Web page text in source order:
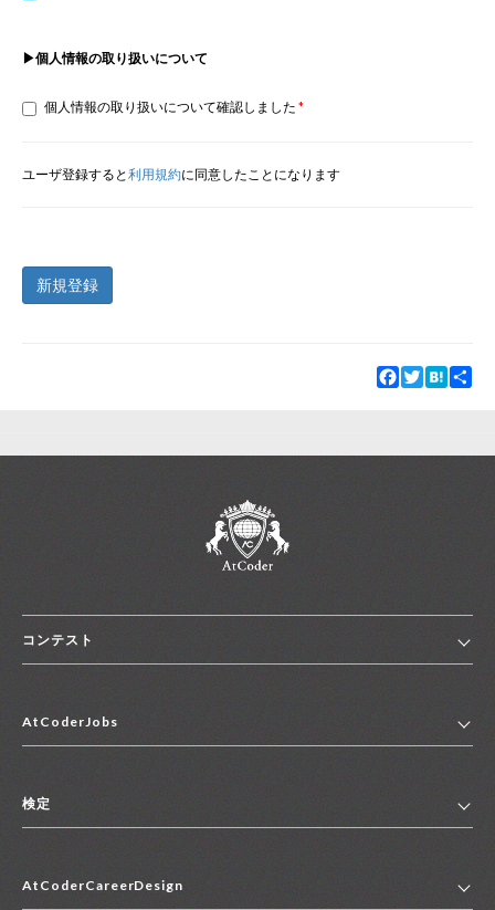
▶個人情報の取り扱いについて
個人情報の取り扱いについて確認しました
ユーザ登録すると利用規約に同意したことになります
新規登録
Facebook
TwitterHatena
コンテスト
コンテスト一覧
便利リンク集
AtCoderJobs
2027年新卒採用求人一覧
中途採用求人一覧
検定
マイページ
AtCoderCareerDesign